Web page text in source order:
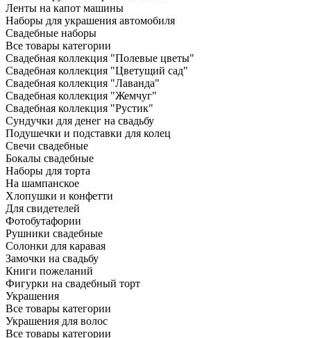
Ленты на капот машины
Наборы для украшения автомобиля
Свадебные наборы
Все товары категории
Свадебная коллекция "Полевые цветы"
Свадебная коллекция "Цветущий сад"
Свадебная коллекция "Лаванда"
Свадебная коллекция "Жемчуг"
Свадебная коллекция "Рустик"
Сундучки для денег на свадьбу
Подушечки и подставки для колец
Свечи свадебные
Бокалы свадебные
Наборы для торта
На шампанское
Хлопушки и конфетти
Для свидетелей
Фотобутафории
Рушники свадебные
Солонки для каравая
Замочки на свадьбу
Книги пожеланий
Фигурки на свадебный торт
Украшения
Все товары категории
Украшения для волос
Все товары категории